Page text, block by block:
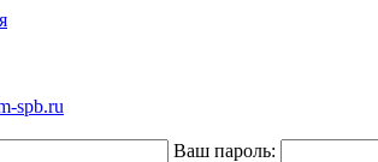
spb.ru
Ваш пароль: